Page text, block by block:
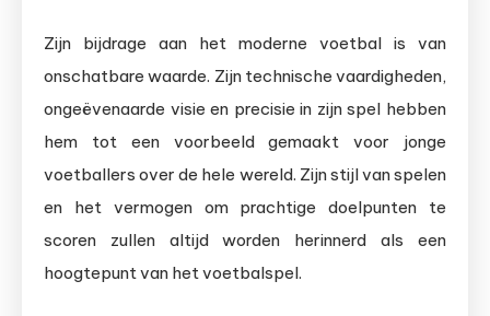
Zijn bijdrage aan het moderne voetbal is van
onschatbare waarde. Zijn technische vaardigheden,
ongeëvenaarde visie en precisie in zijn spel hebben
hem tot een voorbeeld gemaakt voor jonge
voetballers over de hele wereld. Zijn stijl van spelen
en het vermogen om prachtige doelpunten te
scoren zullen altijd worden herinnerd als een
hoogtepunt van het voetbalspel.